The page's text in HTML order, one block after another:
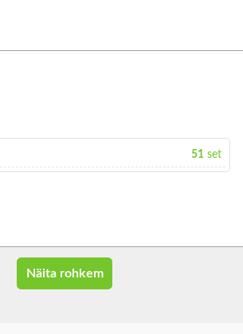
51 set
Näita rohkem